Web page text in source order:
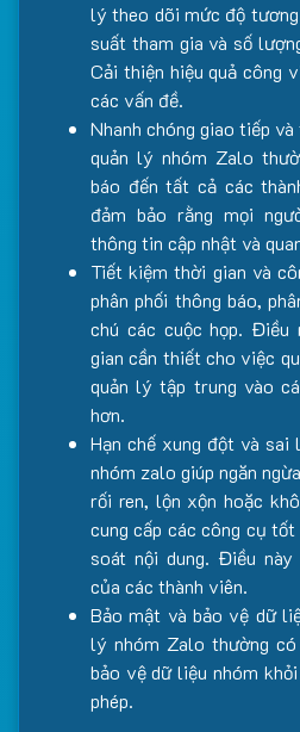
lý theo dõi mức độ
suất tham gia và số
Cải thiện hiệu quả công
các vấn đề.
Nhanh chóng giao tiếp
quản lý nhóm Zalo
báo đến tất cả các
đảm bảo rằng mọi
thông tin cập nhật và
Tiết kiệm thời gian và
phân phối thông báo,
chú các cuộc họp.
gian cần thiết cho việc
quản lý tập trung vào
hơn.
Hạn chế xung đột và sai
nhóm zalo giúp ngăn
rối ren, lộn xộn hoặc
cung cấp các công cụ
soát nội dung. Điều
của các thành viên.
Bảo mật và bảo vệ dữ
lý nhóm Zalo thường
bảo vệ dữ liệu nhóm
phép.